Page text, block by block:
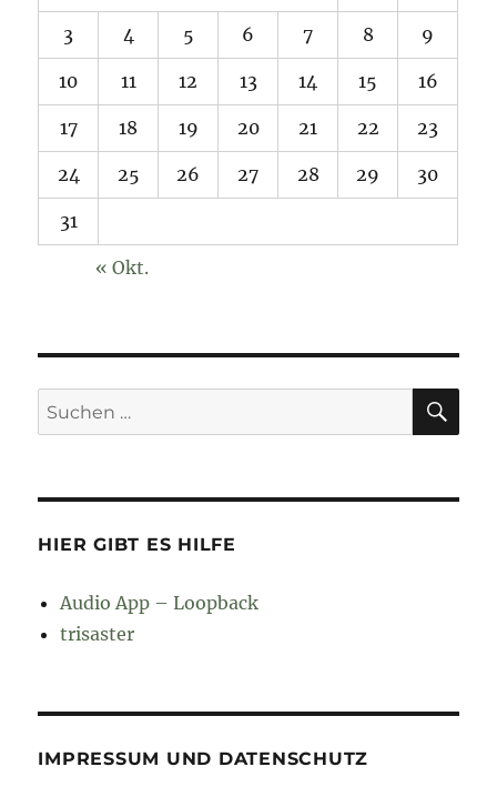
3 4 5 6 7 8 9
10 11 12 13 14 15 16
17 18 19 20 21 22 23
24 25 26 27 28 29 30
31
« Okt.
Suchen
nach:
HIER GIBT ES HILFE
Audio App – Loopback
trisaster
IMPRESSUM UND DATENSCHUTZ